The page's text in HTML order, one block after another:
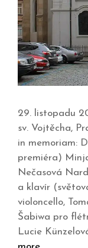
29. listopadu
sv. Vojtěcha,
in memoriam:
premiéra)
Nečasová
a klavír
violoncello,
Šabiwa pro
Lucie